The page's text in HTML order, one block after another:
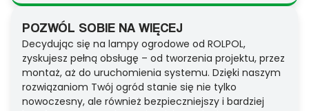
POZWÓL SOBIE NA WIĘCEJ
Decydując się na lampy ogrodowe od ROLPOL,
zyskujesz pełną obsługę – od tworzenia projektu, przez
montaż, aż do uruchomienia systemu. Dzięki naszym
rozwiązaniom Twój ogród stanie się nie tylko
nowoczesny, ale również bezpieczniejszy i bardziej